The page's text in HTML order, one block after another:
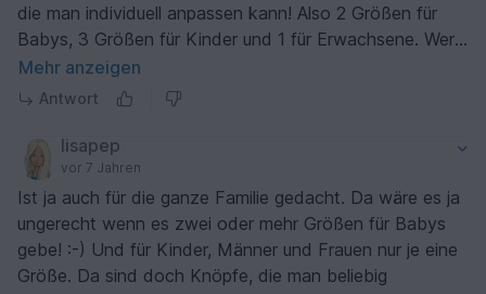
die man individuell anpassen kann! Also 2 Größen für
Babys, 3 Größen für Kinder und 1 für Erwachsene. Wer
ein kleineres Halstuch mag, kann auch eine kleinere
Größe anpassen.
Mehr anzeigen
Antwort
lisapep
vor 7 Jahren
Ist ja auch für die ganze Familie gedacht. Da wäre es ja
ungerecht wenn es zwei oder mehr Größen für Babys
gebe! :-) Und für Kinder, Männer und Frauen nur je eine
Größe. Da sind doch Knöpfe, die man beliebig